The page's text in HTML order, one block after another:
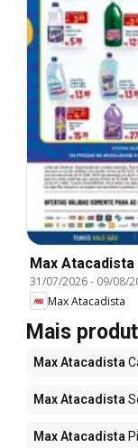
Max
31/07/2026- 09/08/
Max Atacadista
Mais
Max Atacadista
Max Atacadista
Max Atacadista